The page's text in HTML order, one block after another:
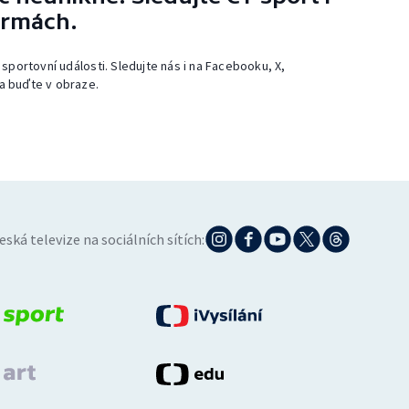
události. Sledujte nás i na Facebooku, X,
buďte v obraze.
televize na sociálních sítích: